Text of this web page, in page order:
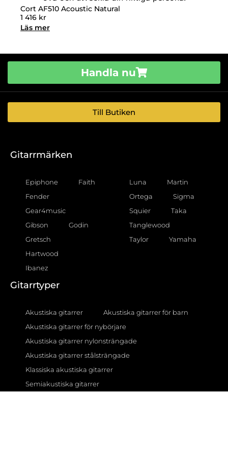
Cort AF510 Acoustic Natural
1 416 kr
Läs mer
Handla nu
Till Butiken
Gitarrmärken
Epiphone
Faith
Fender
Gear4music
Gibson
Godin
Gretsch
Hartwood
Ibanez
Luna
Martin
Ortega
Sigma
Squier
Taka
Tanglewood
Taylor
Yamaha
Gitarrtyper
Akustiska gitarrer
Akustiska gitarrer för barn
Akustiska gitarrer för nybörjare
Akustiska gitarrer nylonsträngade
Akustiska gitarrer stålsträngade
Klassiska akustiska gitarrer
Semiakustiska gitarrer